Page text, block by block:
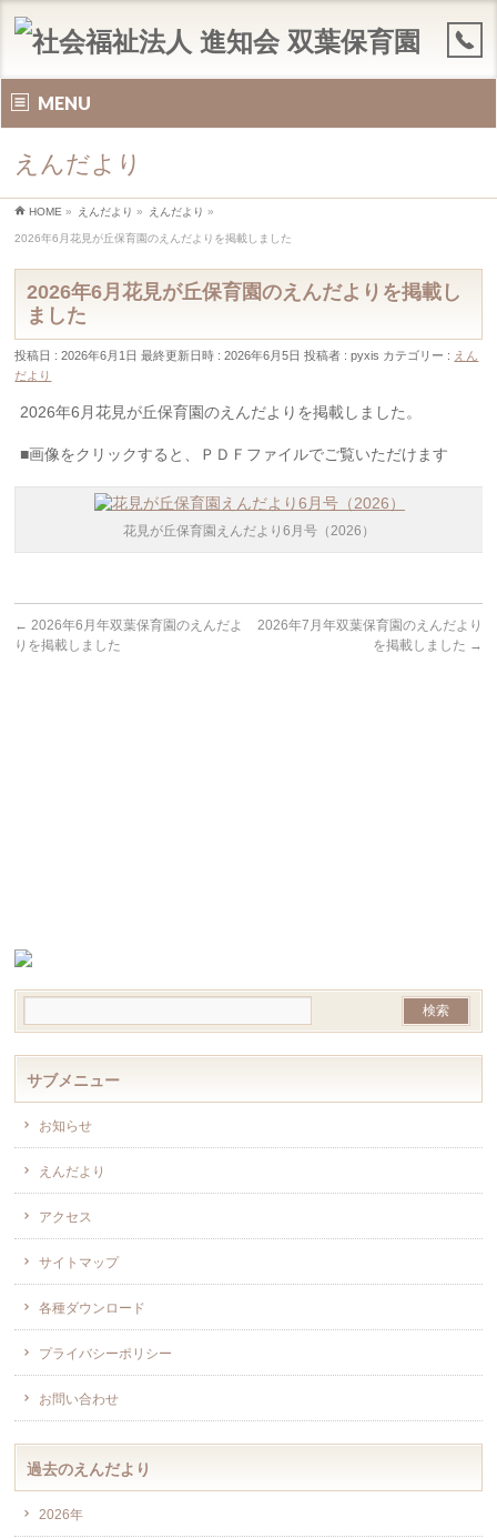
MENU
えんだより
HOME » えんだより » えんだより »
2026年6月花見が丘保育園のえんだよりを掲載しました
2026年6月花見が丘保育園のえんだよりを掲載し
ました
投稿日 : 2026年6月1日 最終更新日時 : 2026年6月5日 投稿者 :pyxis カテゴリー : えん
だより
2026年6月花見が丘保育園のえんだよりを掲載しました。
■画像をクリックすると、ＰＤＦファイルでご覧いただけます
花見が丘保育園えんだより6月号（2026）
← 2026年6月年双葉保育園のえんだよ
りを掲載しました
2026年7月年双葉保育園のえんだより
を掲載しました →
サブメニュー
お知らせ
えんだより
アクセス
サイトマップ
各種ダウンロード
プライバシーポリシー
お問い合わせ
過去のえんだより
2026年